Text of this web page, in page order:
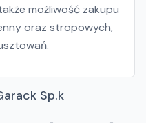
możliwość zakupu
oraz stropowych,
Sp.k